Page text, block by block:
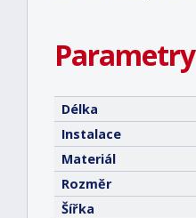
Parametry
Délka
Instalace
Materiál
Rozměr
Šířka